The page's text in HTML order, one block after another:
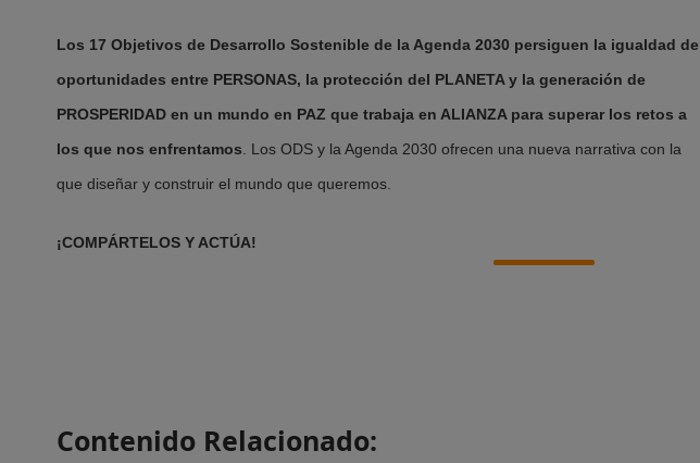
Los 17 Objetivos de Desarrollo Sostenible de la Agenda 2030 persiguen la igualdad de
oportunidades entre PERSONAS, la protección del PLANETA y la generación de
PROSPERIDAD en un mundo en PAZ que trabaja en ALIANZA para superar los retos a
los que nos enfrentamos. Los ODS y la Agenda 2030 ofrecen una nueva narrativa con la
que diseñar y construir el mundo que queremos.
¡COMPÁRTELOS Y ACTÚA!
Contenido Relacionado: